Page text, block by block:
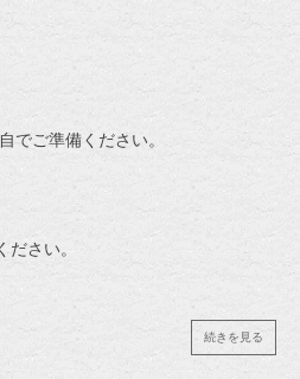
でご準備ください。
さい。
yururi@yahoo.co.jp
続きを見る